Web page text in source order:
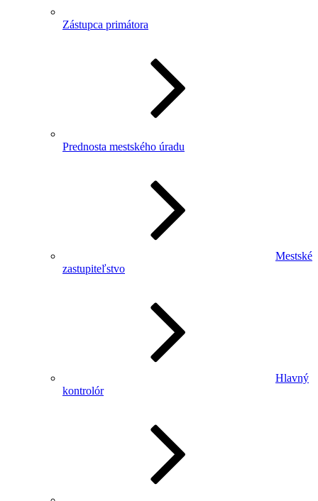
Zástupca primátora
Prednosta mestského úradu
Mestské
zastupiteľstvo
Hlavný
kontrolór